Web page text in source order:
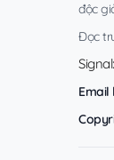
độc
Đọc
Email